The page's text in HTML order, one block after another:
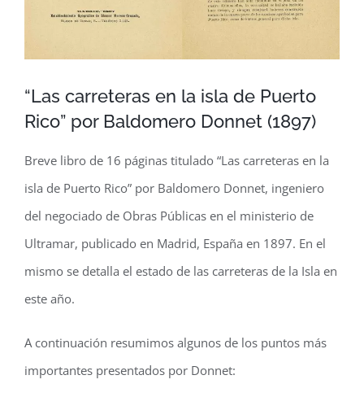
“Las carreteras en la isla de Puerto
Rico” por Baldomero Donnet (1897)
Breve libro de 16 páginas titulado “Las carreteras en la
isla de Puerto Rico” por Baldomero Donnet, ingeniero
del negociado de Obras Públicas en el ministerio de
Ultramar, publicado en Madrid, España en 1897. En el
mismo se detalla el estado de las carreteras de la Isla en
este año.
A continuación resumimos algunos de los puntos más
importantes presentados por Donnet: